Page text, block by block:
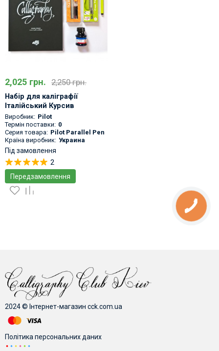
2,025 грн. 2,250 грн.
Набір для каліграфії
Італійський Курсив
Виробник: Pilot
Термін поставки: 0
Серия товара: Pilot Parallel Pen
Країна виробник: Украина
Під замовлення
2
Передзамовлення
2024 © Інтернет-магазин cck.com.ua
Політика персональних даних